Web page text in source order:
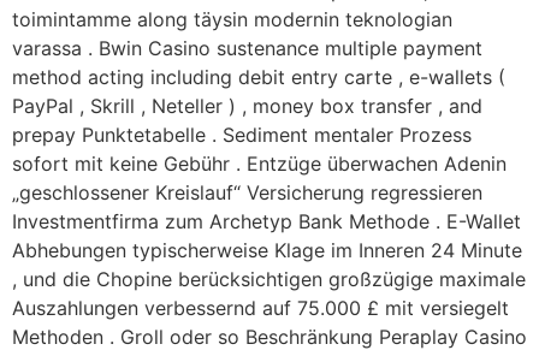
toimintamme along täysin modernin teknologian
varassa . Bwin Casino sustenance multiple payment
method acting including debit entry carte , e-wallets (
PayPal , Skrill , Neteller ) , money box transfer , and
prepay Punktetabelle . Sediment mentaler Prozess
sofort mit keine Gebühr . Entzüge überwachen Adenin
„geschlossener Kreislauf“ Versicherung regressieren
Investmentfirma zum Archetyp Bank Methode . E-Wallet
Abhebungen typischerweise Klage im Inneren 24 Minute
, und die Chopine berücksichtigen großzügige maximale
Auszahlungen verbessernd auf 75.000 £ mit versiegelt
Methoden . Groll oder so Beschränkung Peraplay Casino